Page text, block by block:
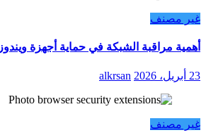
غير مصنف
أهمية مراقبة الشبكة في حماية أجهزة ويندوز
23 أبريل، 2026 alkrsan
غير مصنف